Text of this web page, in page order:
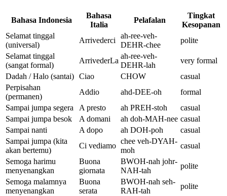
Bahasa Indonesia
Bahasa
Italia
Pelafalan
Tingkat
Kesopanan
Selamat tinggal
(universal)
Arrivederci
ah-ree-veh-
DEHR-chee
polite
Selamat tinggal
(sangat formal)
ArrivederLa
ah-ree-veh-
DEHR-lah
very formal
Dadah / Halo (santai) Ciao CHOW
casual
Perpisahan
(permanen)
Addio ahd-DEE-oh
formal
Sampai jumpa segera
A presto ah PREH-stoh
casual
Sampai jumpa besok
A domani ah doh-MAH-nee casual
Sampai nanti
A dopo ah DOH-poh
casual
Sampai jumpa (kita
akan bertemu)
Ci vediamo
chee veh-DYAH-
moh
casual
Semoga harimu
menyenangkan
Buona
giornata
BWOH-nah johr-
NAH-tah
polite
Semoga malamnya
menyenangkan
Buona
serata
BWOH-nah seh-
RAH-tah
polite